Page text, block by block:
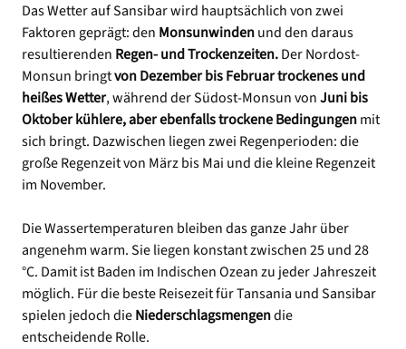
Das Wetter auf Sansibar wird hauptsächlich von zwei
Faktoren geprägt: den Monsunwindenund den daraus
resultierenden Regen- und Trockenzeiten.Der Nordost-
Monsun bringtvon Dezember bis Februar trockenes und
heißes Wetter, während der Südost-Monsun vonJuni bis
Oktober kühlere, aber ebenfalls trockene Bedingungenmit
sich bringt. Dazwischen liegen zwei Regenperioden: die
große Regenzeit von März bis Mai und die kleine Regenzeit
im November.
Die Wassertemperaturen bleiben das ganze Jahr über
angenehm warm. Sie liegen konstant zwischen 25 und 28
°C. Damit ist Baden im Indischen Ozean zu jeder Jahreszeit
möglich. Für die beste Reisezeit für Tansania und Sansibar
spielen jedoch dieNiederschlagsmengendie
entscheidende Rolle.